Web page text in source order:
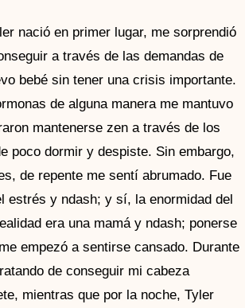
nació en primer lugar, me sorprendió
a través de las demandas de
bebé sin tener una crisis importante.
de alguna manera me mantuvo
mantenerse zen a través de los
poco dormir y despiste. Sin embargo,
de repente me sentí abrumado. Fue
estrés y ndash; y sí, la enormidad del
era una mamá y ndash; ponerse
empezó a sentirse cansado. Durante
de conseguir mi cabeza
mientras que por la noche, Tyler